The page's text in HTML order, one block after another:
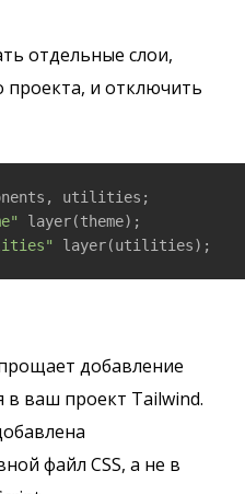
отдельные слои,
и отключить
utilities;
layer(theme);
layer(utilities);
добавление
в ваш проект Tailwind.
файл CSS, а не в